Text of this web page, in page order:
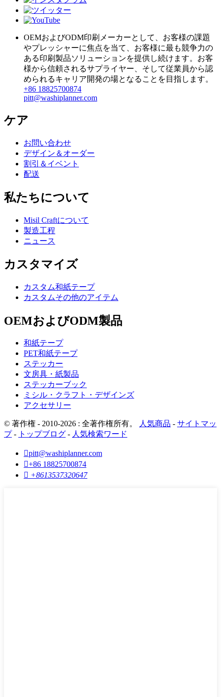
OEMおよびODM印刷メーカーとして、お客様の課題
やプレッシャーに焦点を当て、お客様に最も競争力の
ある印刷製品ソリューションを提供し続けます。お客
様から信頼されるサプライヤー、そして従業員から認
められるキャリア開発の場となることを目指します。
+86 18825700874
pitt@washiplanner.com
ケア
お問い合わせ
デザイン＆オーダー
割引＆イベント
配送
私たちについて
Misil Craftについて
製造工程
ニュース
カスタマイズ
カスタム和紙テープ
カスタムその他のアイテム
OEMおよびODM製品
和紙テープ
PET和紙テープ
ステッカー
文房具・紙製品
ステッカーブック
ミシル・クラフト・デザインズ
アクセサリー
© 著作権 - 2010-2026 : 全著作権所有。 人気商品 - サイトマッ
プ- トップブログ - 人気検索ワード
pitt@washiplanner.com
+86 18825700874
 +8613537320647